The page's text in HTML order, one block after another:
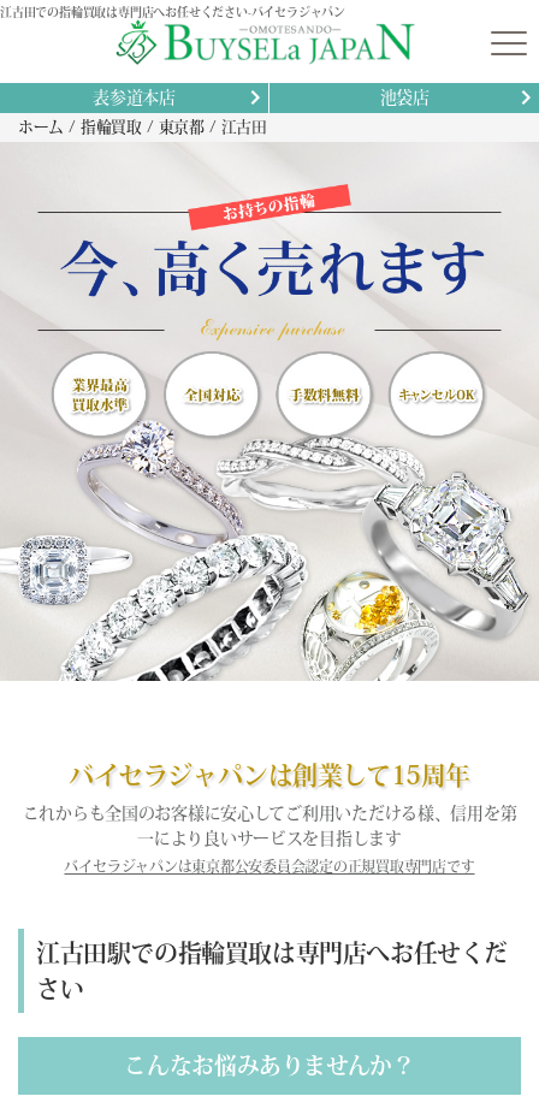
江古田での指輪買取は専門店へお任せください-バイセラジャパン
表参道本店 池袋店
ホーム 指輪買取 東京都 江古田
バイセラジャパンは創業して15周年
これからも全国のお客様に安心してご利用いただける様、信用を第
一により良いサービスを目指します
バイセラジャパンは東京都公安委員会認定の正規買取専門店です
江古田駅での指輪買取は専門店へお任せくだ
さい
こんなお悩みありませんか？